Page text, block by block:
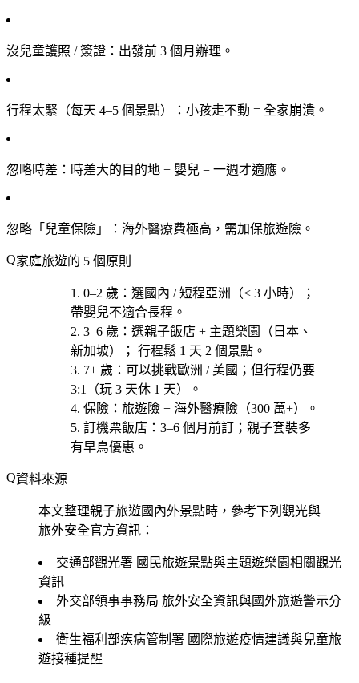
沒兒童護照 / 簽證 ：出發前 3 個月辦理。
行程太緊（每天 4–5 個景點） ：小孩走不動 = 全家崩潰。
忽略時差 ：時差大的目的地 + 嬰兒 = 一週才適應。
忽略「兒童保險」 ：海外醫療費極高，需加保旅遊險。
家庭旅遊的 5 個原則
0–2 歲 ：選國內 / 短程亞洲（< 3 小時）；
帶嬰兒不適合長程。
3–6 歲 ：選親子飯店 + 主題樂園（日本、
新加坡）； 行程鬆 1 天 2 個景點。
7+ 歲 ：可以挑戰歐洲 / 美國；但行程仍要
3:1（玩 3 天休 1 天）。
保險 ：旅遊險 + 海外醫療險（300 萬+）。
訂機票飯店 ：3–6 個月前訂；親子套裝多
有早鳥優惠。
資料來源
本文整理親子旅遊國內外景點時，參考下列觀光與
旅外安全官方資訊：
交通部觀光署 國民旅遊景點與主題遊樂園相關觀光
資訊
外交部領事事務局 旅外安全資訊與國外旅遊警示分
級
衛生福利部疾病管制署 國際旅遊疫情建議與兒童旅
遊接種提醒